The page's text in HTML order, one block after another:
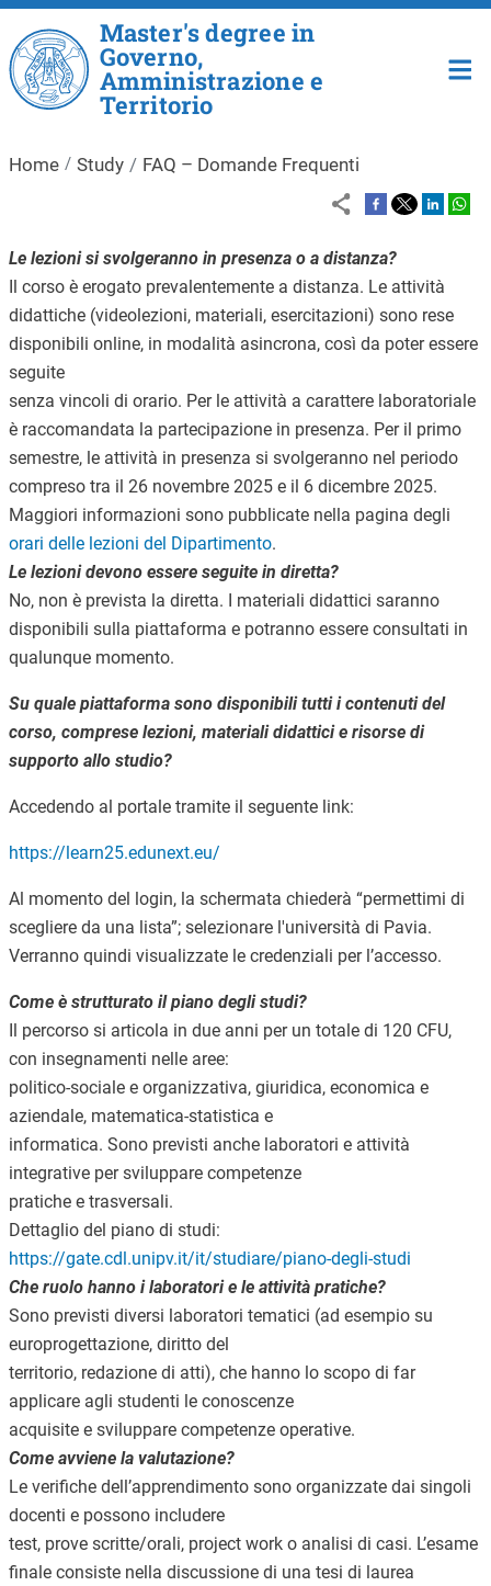
Skip to main content
Master's degree in
Governo,
Amministrazione e
Territorio
Home Study FAQ – Domande Frequenti
Le lezioni si svolgeranno in presenza o a distanza?
Il corso è erogato prevalentemente a distanza. Le attività
didattiche (videolezioni, materiali, esercitazioni) sono rese
disponibili online, in modalità asincrona, così da poter essere
seguite
senza vincoli di orario. Per le attività a carattere laboratoriale
è raccomandata la partecipazione in presenza. Per il primo
semestre, le attività in presenza si svolgeranno nel periodo
compreso tra il 26 novembre 2025 e il 6 dicembre 2025.
Maggiori informazioni sono pubblicate nella pagina degli
orari delle lezioni del Dipartimento.
Le lezioni devono essere seguite in diretta?
No, non è prevista la diretta. I materiali didattici saranno
disponibili sulla piattaforma e potranno essere consultati in
qualunque momento.
Su quale piattaforma sono disponibili tutti i contenuti del
corso, comprese lezioni, materiali didattici e risorse di
supporto allo studio?
Accedendo al portale tramite il seguente link:
https://learn25.edunext.eu/
Al momento del login, la schermata chiederà “permettimi di
scegliere da una lista”; selezionare l'università di Pavia.
Verranno quindi visualizzate le credenziali per l’accesso.
Come è strutturato il piano degli studi?
Il percorso si articola in due anni per un totale di 120 CFU,
con insegnamenti nelle aree:
politico-sociale e organizzativa, giuridica, economica e
aziendale, matematica-statistica e
informatica. Sono previsti anche laboratori e attività
integrative per sviluppare competenze
pratiche e trasversali.
Dettaglio del piano di studi:
https://gate.cdl.unipv.it/it/studiare/piano-degli-studi
Che ruolo hanno i laboratori e le attività pratiche?
Sono previsti diversi laboratori tematici (ad esempio su
europrogettazione, diritto del
territorio, redazione di atti), che hanno lo scopo di far
applicare agli studenti le conoscenze
acquisite e sviluppare competenze operative.
Come avviene la valutazione?
Le verifiche dell’apprendimento sono organizzate dai singoli
docenti e possono includere
test, prove scritte/orali, project work o analisi di casi. L’esame
finale consiste nella discussione di una tesi di laurea